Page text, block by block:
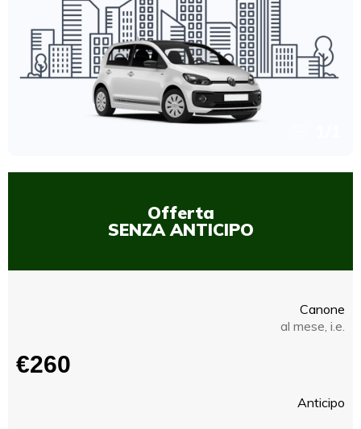
Offerta
SENZA ANTICIPO
Canone
al mese, i.e.
€260
Anticipo